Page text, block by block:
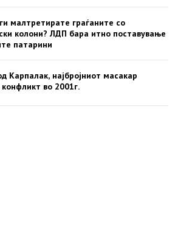
малтретирате граѓаните со
колони? ЛДП бара итно поставување
патарини
Карпалак, најбројниот масакар
во 2001г.